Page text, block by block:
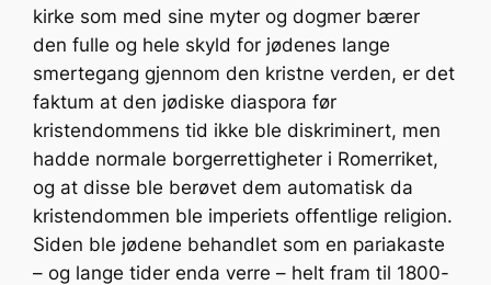
kirke som med sine myter og dogmer bærer
den fulle og hele skyld for jødenes lange
smertegang gjennom den kristne verden, er det
faktum at den jødiske diaspora før
kristendommens tid ikke ble diskriminert, men
hadde normale borgerrettigheter i Romerriket,
og at disse ble berøvet dem automatisk da
kristendommen ble imperiets offentlige religion.
Siden ble jødene behandlet som en pariakaste
– og lange tider enda verre – helt fram til 1800-